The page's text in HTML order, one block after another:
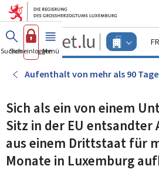
Zum Hauptmenü
Zum Inhalt
Guichet.lu
Changer
d'espace
Menu
actif
Suchen
Sich einloggen
Menü Haupt-
Aufenthalt von mehr als 90
Sich als ein von einem
Sitz in der EU
aus einem Drittstaat für
Monate in Luxemburg